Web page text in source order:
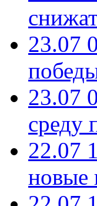
23.07
23.07
среду
22.07
новые